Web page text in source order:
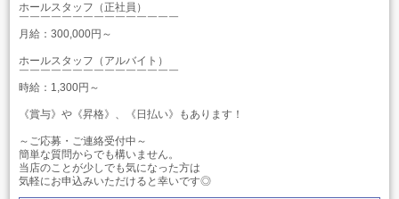
ホールスタッフ（正社員）
￣￣￣￣￣￣￣￣￣￣￣￣￣￣￣
月給：300,000円～
ホールスタッフ（アルバイト）
￣￣￣￣￣￣￣￣￣￣￣￣￣￣￣
時給：1,300円～
《賞与》や《昇格》、《日払い》もあります！
～ご応募・ご連絡受付中～
簡単な質問からでも構いません。
当店のことが少しでも気になった方は
気軽にお申込みいただけると幸いです◎